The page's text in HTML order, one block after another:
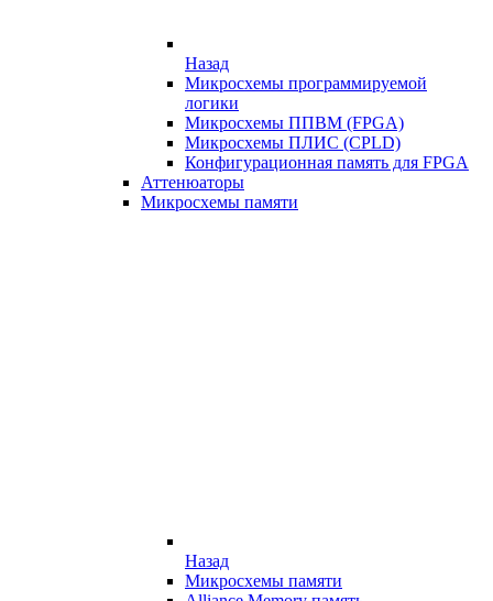
Назад
Микросхемы программируемой
логики
Микросхемы ППВМ (FPGA)
Микросхемы ПЛИС (CPLD)
Конфигурационная память для FPGA
Аттенюаторы
Микросхемы памяти
Назад
Микросхемы памяти